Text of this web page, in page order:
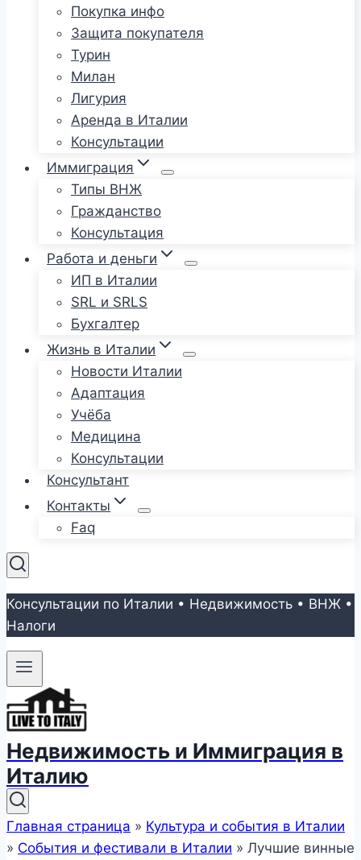
Покупка инфо
Защита покупателя
Турин
Милан
Лигурия
Аренда в Италии
Консультации
Иммиграция
Типы ВНЖ
Гражданство
Консультация
Работа и деньги
ИП в Италии
SRL и SRLS
Бухгалтер
Жизнь в Италии
Новости Италии
Адаптация
Учёба
Медицина
Консультации
Консультант
Контакты
Faq
Консультации по Италии • Недвижимость • ВНЖ •
Налоги
Недвижимость и Иммиграция в
Италию
Главная страница » Культура и события в Италии
» События и фестивали в Италии » Лучшие винные